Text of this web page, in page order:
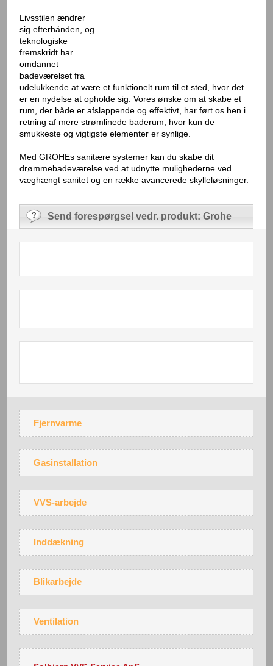
Livsstilen ændrer
sig efterhånden, og
teknologiske
fremskridt har
omdannet
badeværelset fra
udelukkende at være et funktionelt rum til et sted, hvor det
er en nydelse at opholde sig. Vores ønske om at skabe et
rum, der både er afslappende og effektivt, har ført os hen i
retning af mere strømlinede baderum, hvor kun de
smukkeste og vigtigste elementer er synlige.
Med GROHEs sanitære systemer kan du skabe dit
drømmebadeværelse ved at udnytte mulighederne ved
væghængt sanitet og en række avancerede skylleløsninger.
Send forespørgsel vedr. produkt: Grohe
Fjernvarme
Gasinstallation
VVS-arbejde
Inddækning
Blikarbejde
Ventilation